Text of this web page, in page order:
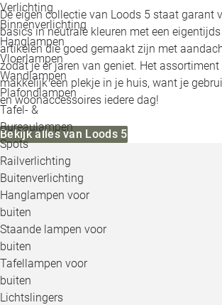
Verlichting
Binnenverlichting
Hanglampen
Vloerlampen
Wandlampen
Plafondlampen
Tafel- &
Bureaulampen
Spots
Railverlichting
Buitenverlichting
Hanglampen voor
buiten
Staande lampen voor
buiten
Tafellampen voor
buiten
Lichtslingers
De eigen collectie van Loods 5 staat garant
basics in neutrale kleuren met een
artikelen die goed gemaakt zijn met
zodat je er jaren van geniet. Het
makkelijk een plekje in je huis, want je
en woonaccessoires iedere dag!
Bekijk alles van Loods 5